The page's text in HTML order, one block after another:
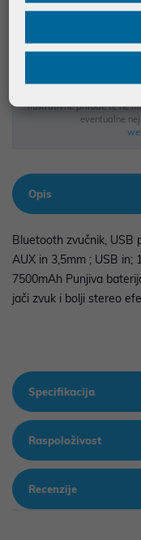
Podaci uz artikle su
ilustrativne prirode te ne
eventualne
Opis
Bluetooth zvučnik, USB
AUX in 3,5mm ; USB in;
7500mAh Punjiva
jači zvuk i bolji stereo
Specifikacija
Raspoloživost
Recenzije